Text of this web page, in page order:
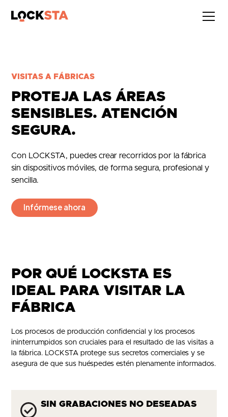
VISITAS A FÁBRICAS
PROTEJA LAS ÁREAS
SENSIBLES. ATENCIÓN
SEGURA.
Con LOCKSTA, puedes crear recorridos por la fábrica
sin dispositivos móviles, de forma segura, profesional y
sencilla.
Infórmese ahora
POR QUÉ LOCKSTA ES
IDEAL PARA VISITAR LA
FÁBRICA
Los procesos de producción confidencial y los procesos
ininterrumpidos son cruciales para el resultado de las visitas a
la fábrica. LOCKSTA protege sus secretos comerciales y se
asegura de que sus huéspedes estén plenamente informados.
SIN GRABACIONES NO DESEADAS